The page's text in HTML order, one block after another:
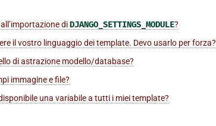
diDJANGO_SETTINGS_MODULE?
il vostro linguaggio dei template. Devo usarlo per forza?
di astrazione modello/database?
immagine e file?
una variabile a tutti i miei template?